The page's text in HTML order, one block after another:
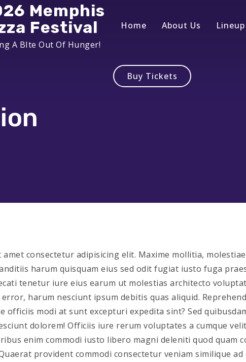
Memphis
Festival
A BIte Out Of Hunger!
Home About Us Lineup
Buy Tickets
consectetur adipisicing elit. Maxime mollitia,
harum quisquam eius sed odit fugiat iusto fuga
tenetur iure eius earum ut molestias architecto
harum nesciunt ipsum debitis quas aliquid.
officiis modi at sunt excepturi expedita sint? Sed
dolorem! Officiis iure rerum voluptates a cumque
enim commodi iusto libero magni deleniti quod quam
provident commodi consectetur veniam similique